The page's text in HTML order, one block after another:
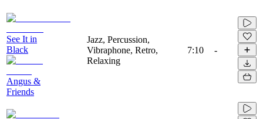
See It in
Black
Angus &
Friends
Jazz, Percussion,
Vibraphone, Retro,
Relaxing
7:10 -